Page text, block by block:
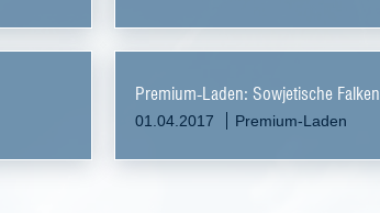
Premium-Laden: Sowjetische Falken
01.04.2017 Premium-Laden